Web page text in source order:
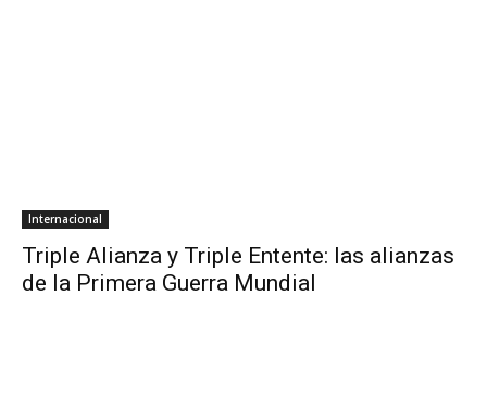
Internacional
Triple Alianza y Triple Entente: las alianzas
de la Primera Guerra Mundial